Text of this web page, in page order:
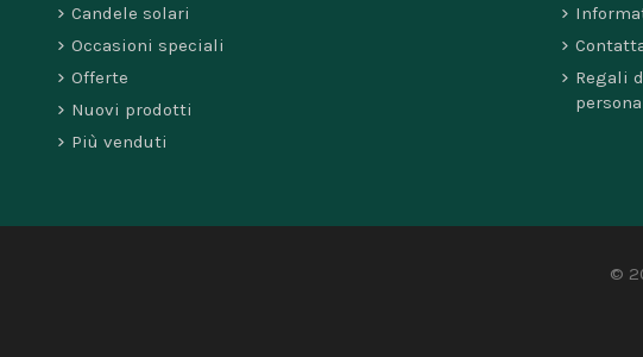
Candele solari
Occasioni speciali
Offerte
Nuovi prodotti
Più venduti
Regali
©